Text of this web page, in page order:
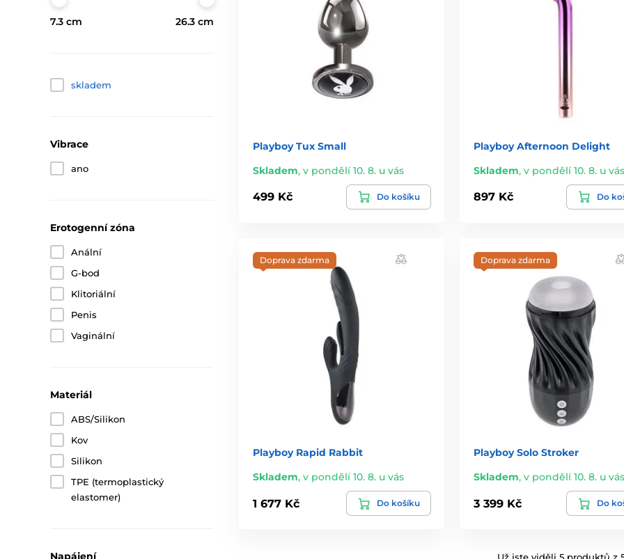
7.3 cm 26.3 cm
skladem
Vibrace
ano
Erotogenní zóna
Anální
G-bod
Klitoriální
Penis
Vaginální
Materiál
ABS/Silikon
Kov
Silikon
TPE (termoplastický
elastomer)
Napájení
Playboy Tux Small
Skladem, v pondělí 10. 8. u vás
499 Kč Do košíku
Playboy Afternoon Delight
Skladem, v pondělí 10. 8. u vás
897 Kč Do
Doprava zdarma
Playboy Rapid Rabbit
Skladem, v pondělí 10. 8. u vás
1 677 Kč Do košíku
Doprava zdarma
Playboy Solo Stroker
Skladem, v pondělí 10. 8. u vás
3 399 Kč Do